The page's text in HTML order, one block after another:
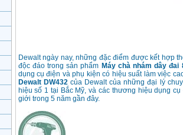
Dewalt ngày nay, những đặc điểm được kết hợp
độc đáo trong sản phẩm Máy chà nhám dây đai
dụng cụ điện và phụ kiện có hiệu suất làm việc
Dewalt DW432 của Dewalt của những đại lý
hiệu số 1 tại Bắc Mỹ, và các thương hiệu dụng
giới trong 5 năm gần đây.